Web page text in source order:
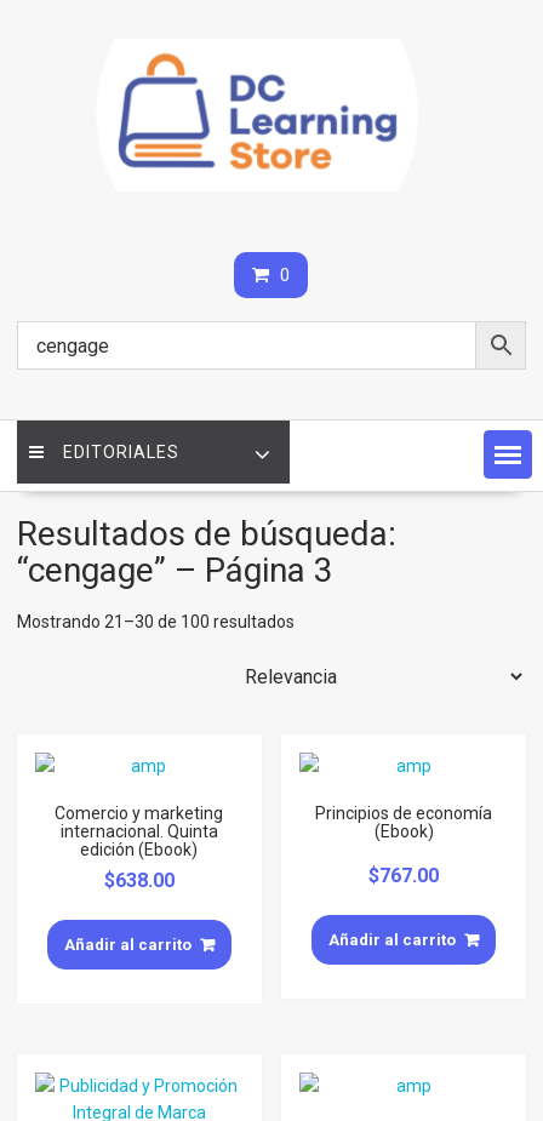
0
EDITORIALES
Resultados de búsqueda:
“cengage” – Página 3
Mostrando 21–30 de 100 resultados
Comercio y marketing
internacional. Quinta
edición (Ebook)
$638.00
Añadir al carrito
Principios de economía
(Ebook)
$767.00
Añadir al carrito